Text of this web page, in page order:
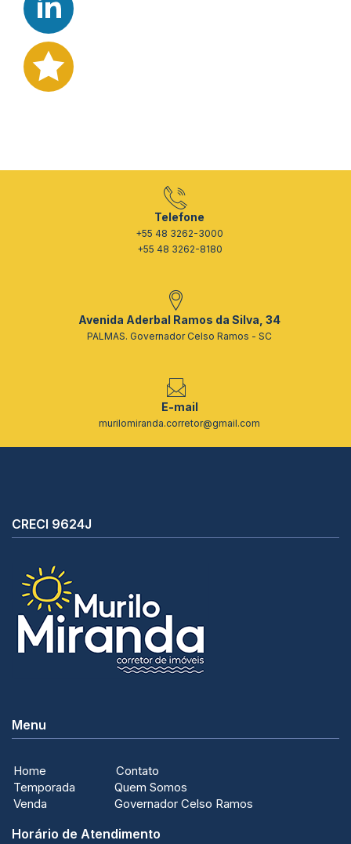
Telefone
+55 48 3262-3000
+55 48 3262-8180
Avenida Aderbal Ramos da Silva, 34
PALMAS. Governador Celso Ramos - SC
E-mail
murilomiranda.corretor@gmail.com
CRECI 9624J
Menu
Home
Temporada
Venda
Contato
Quem Somos
Governador Celso Ramos
Horário de Atendimento